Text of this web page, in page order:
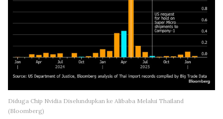
Diduga Chip Nvidia Diselundupkan ke Alibaba Melalui Thailand
(Bloomberg)